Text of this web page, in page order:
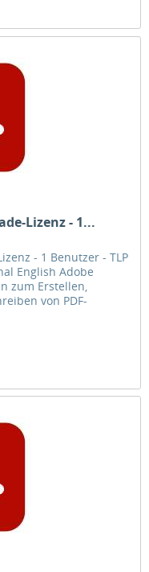
Lizenz - 1...
- 1 Benutzer - TLP
English Adobe
zum Erstellen,
von PDF-